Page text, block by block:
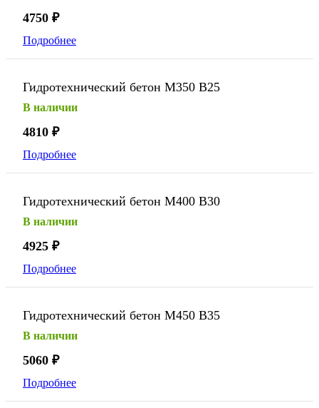
4750 ₽
Подробнее
Гидротехнический бетон М350 В25
В наличии
4810 ₽
Подробнее
Гидротехнический бетон М400 В30
В наличии
4925 ₽
Подробнее
Гидротехнический бетон М450 В35
В наличии
5060 ₽
Подробнее